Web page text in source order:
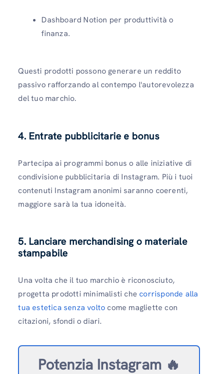
Dashboard Notion per produttività o
finanza.
Questi prodotti possono generare un reddito
passivo rafforzando al contempo l'autorevolezza
del tuo marchio.
4. Entrate pubblicitarie e bonus
Partecipa ai programmi bonus o alle iniziative di
condivisione pubblicitaria di Instagram. Più i tuoi
contenuti Instagram anonimi saranno coerenti,
maggiore sarà la tua idoneità.
5. Lanciare merchandising o materiale
stampabile
Una volta che il tuo marchio è riconosciuto,
progetta prodotti minimalisti checorrisponde alla
tua estetica senza voltocome magliette con
citazioni, sfondi o diari.
Potenzia Instagram 🔥